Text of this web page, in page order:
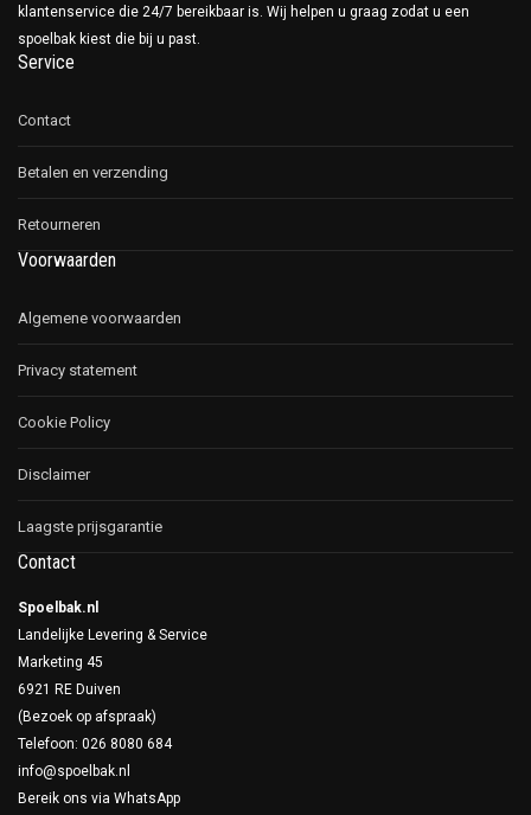
klantenservice die 24/7 bereikbaar is. Wij helpen u graag zodat u een
spoelbak kiest die bij u past.
Service
Contact
Betalen en verzending
Retourneren
Voorwaarden
Algemene voorwaarden
Privacy statement
Cookie Policy
Disclaimer
Laagste prijsgarantie
Contact
Spoelbak.nl
Landelijke Levering & Service
Marketing 45
6921 RE Duiven
(Bezoek op afspraak)
Telefoon: 026 8080 684
info@spoelbak.nl
Bereik ons via WhatsApp